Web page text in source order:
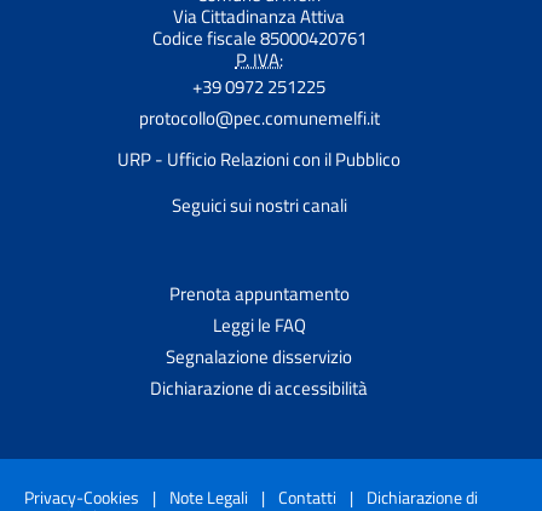
Via Cittadinanza Attiva
Codice fiscale 85000420761
P. IVA:
+39 0972 251225
protocollo@pec.comunemelfi.it
URP - Ufficio Relazioni con il Pubblico
Seguici sui nostri canali
Prenota appuntamento
Leggi le FAQ
Segnalazione disservizio
Dichiarazione di accessibilità
Privacy-Cookies | Note Legali | Contatti | Dichiarazione di